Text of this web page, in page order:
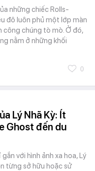
những chiếc Rolls-
đô luôn phủ một lớp màn
công chúng tò mò. Ở đó,
nằm ở những khối
0
Lý Nhã Kỳ: Ít
Ghost đến du
với hình ảnh xa hoa, Lý
từng sở hữu hoặc sử